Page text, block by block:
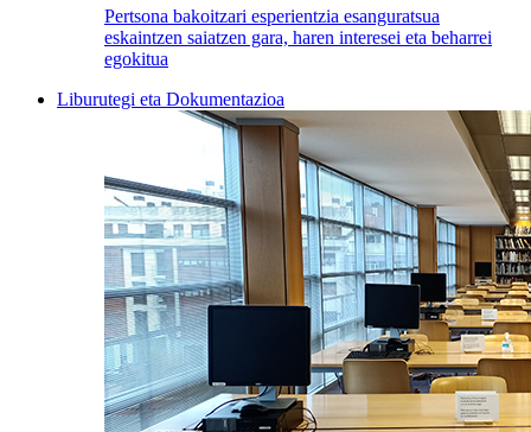
Pertsona bakoitzari esperientzia esanguratsua
eskaintzen saiatzen gara, haren interesei eta beharrei
egokitua
Liburutegi eta Dokumentazioa